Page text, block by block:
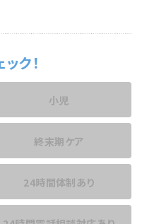
ク！
小児
終末期ケア
24時間体制あり